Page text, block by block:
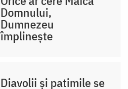
Domnului,
Dumnezeu
împlinește
Diavolii și patimile se